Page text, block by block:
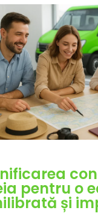
pentru o
și